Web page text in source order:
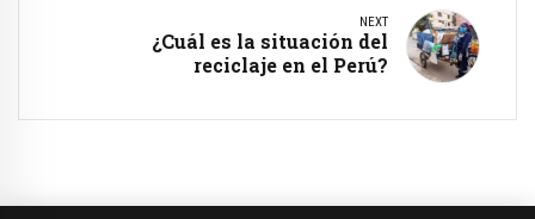
NEXT
¿Cuál es la situación del
reciclaje en el Perú?